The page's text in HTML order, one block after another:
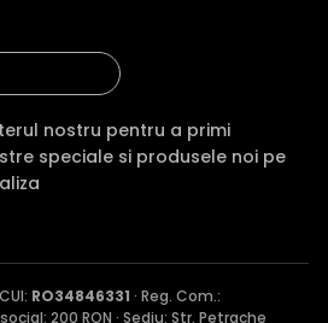
nostru pentru a primi
speciale si produsele noi pe
RO34846331 · Reg. Com.:
200 RON · Sediu: Str. Petrache